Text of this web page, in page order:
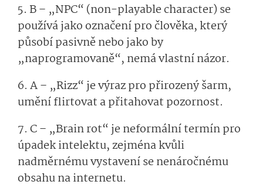
5. B – „NPC“ (non-playable character) se
používá jako označení pro člověka, který
působí pasivně nebo jako by
„naprogramovaně“, nemá vlastní názor.
6. A – „Rizz“ je výraz pro přirozený šarm,
umění flirtovat a přitahovat pozornost.
7. C – „Brain rot“ je neformální termín pro
úpadek intelektu, zejména kvůli
nadměrnému vystavení se nenáročnému
obsahu na internetu.